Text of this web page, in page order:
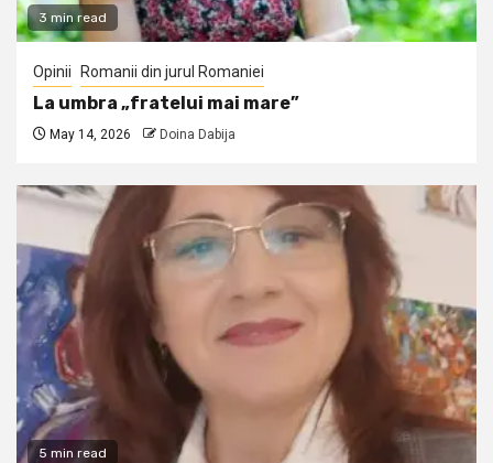
3 min read
Opinii Romanii din jurul Romaniei
La umbra „fratelui mai mare”
May 14, 2026 Doina Dabija
5 min read